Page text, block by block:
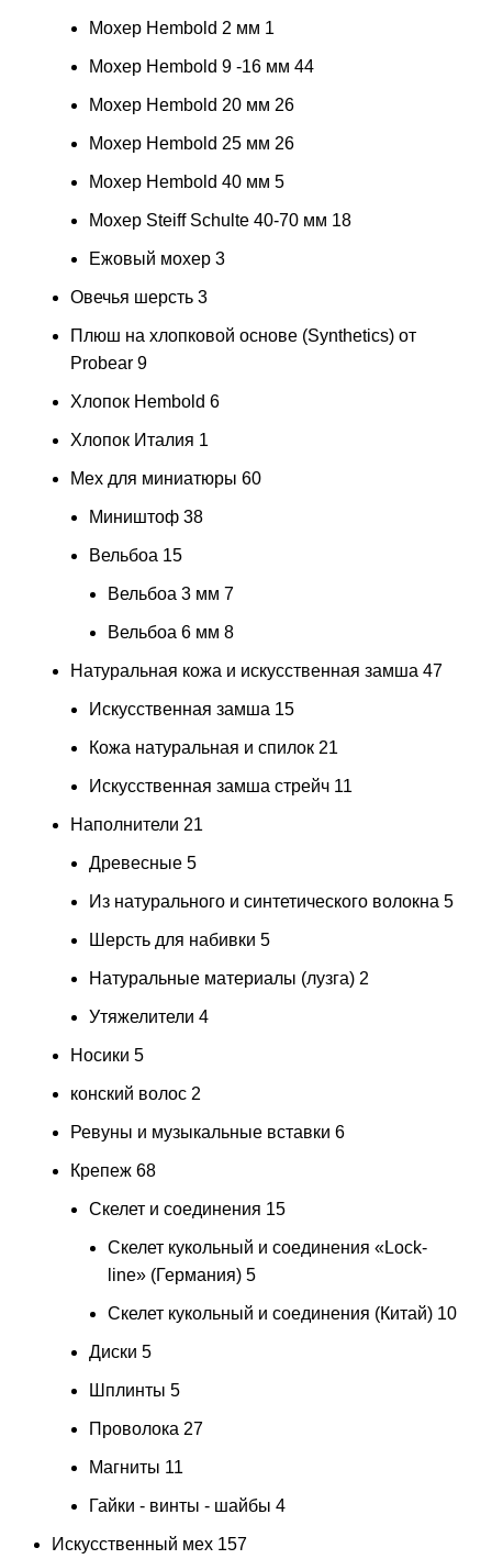
Мохер Hembold 2 мм 1
Мохер Hembold 9 -16 мм 44
Мохер Hembold 20 мм 26
Мохер Hembold 25 мм 26
Мохер Hembold 40 мм 5
Мохер Steiff Schulte 40-70 мм 18
Ежовый мохер 3
Овечья шерсть 3
Плюш на хлопковой основе (Synthetics) от
Probear 9
Хлопок Hembold 6
Хлопок Италия 1
Мех для миниатюры 60
Миништоф 38
Вельбоа 15
Вельбоа 3 мм 7
Вельбоа 6 мм 8
Натуральная кожа и искусственная замша 47
Искусственная замша 15
Кожа натуральная и спилок 21
Искусственная замша стрейч 11
Наполнители 21
Древесные 5
Из натурального и синтетического волокна 5
Шерсть для набивки 5
Натуральные материалы (лузга) 2
Утяжелители 4
Носики 5
конский волос 2
Ревуны и музыкальные вставки 6
Крепеж 68
Скелет и соединения 15
Скелет кукольный и соединения «Lock-
line» (Германия) 5
Скелет кукольный и соединения (Китай) 10
Диски 5
Шплинты 5
Проволока 27
Магниты 11
Гайки - винты - шайбы 4
Искусственный мех 157